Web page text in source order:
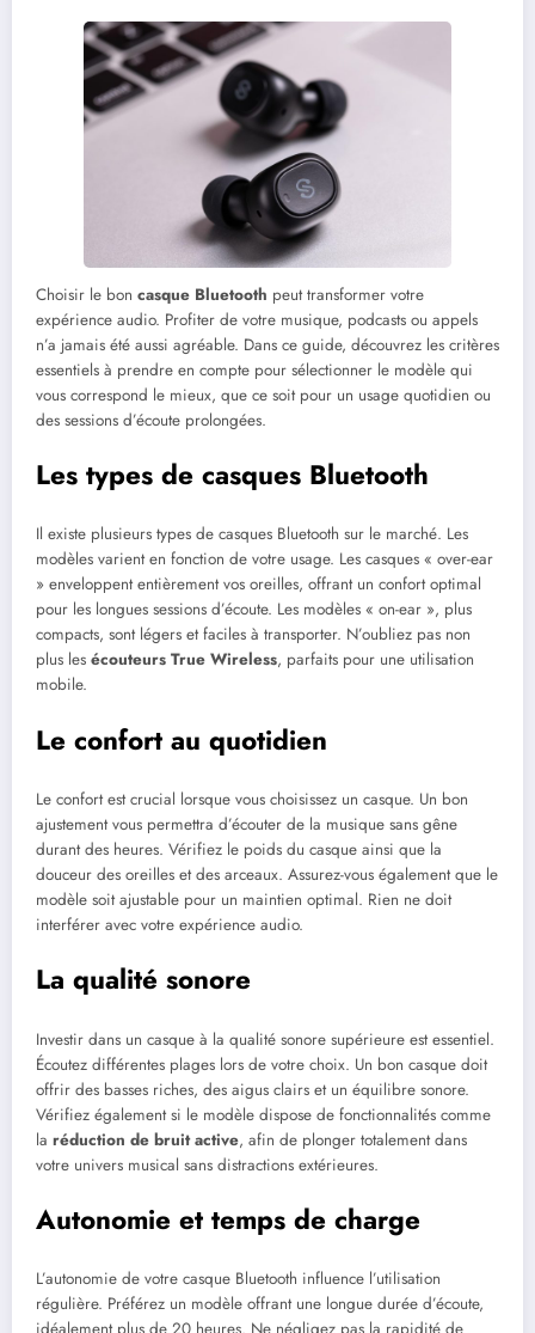
Choisir le bon casque Bluetooth peut transformer votre
expérience audio. Profiter de votre musique, podcasts ou appels
n’a jamais été aussi agréable. Dans ce guide, découvrez les critères
essentiels à prendre en compte pour sélectionner le modèle qui
vous correspond le mieux, que ce soit pour un usage quotidien ou
des sessions d’écoute prolongées.
Les types de casques Bluetooth
Il existe plusieurs types de casques Bluetooth sur le marché. Les
modèles varient en fonction de votre usage. Les casques « over-ear
» enveloppent entièrement vos oreilles, offrant un confort optimal
pour les longues sessions d’écoute. Les modèles « on-ear », plus
compacts, sont légers et faciles à transporter. N’oubliez pas non
plus les écouteurs True Wireless, parfaits pour une utilisation
mobile.
Le confort au quotidien
Le confort est crucial lorsque vous choisissez un casque. Un bon
ajustement vous permettra d’écouter de la musique sans gêne
durant des heures. Vérifiez le poids du casque ainsi que la
douceur des oreilles et des arceaux. Assurez-vous également que le
modèle soit ajustable pour un maintien optimal. Rien ne doit
interférer avec votre expérience audio.
La qualité sonore
Investir dans un casque à la qualité sonore supérieure est essentiel.
Écoutez différentes plages lors de votre choix. Un bon casque doit
offrir des basses riches, des aigus clairs et un équilibre sonore.
Vérifiez également si le modèle dispose de fonctionnalités comme
la réduction de bruit active, afin de plonger totalement dans
votre univers musical sans distractions extérieures.
Autonomie et temps de charge
L’autonomie de votre casque Bluetooth influence l’utilisation
régulière. Préférez un modèle offrant une longue durée d’écoute,